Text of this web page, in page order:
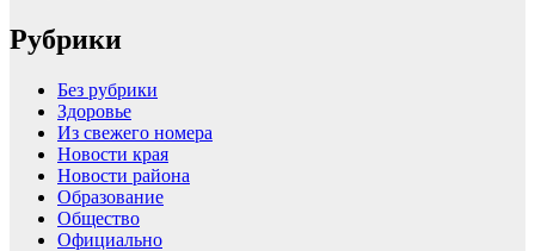
Рубрики
Без рубрики
Здоровье
Из свежего номера
Новости края
Новости района
Образование
Общество
Официально